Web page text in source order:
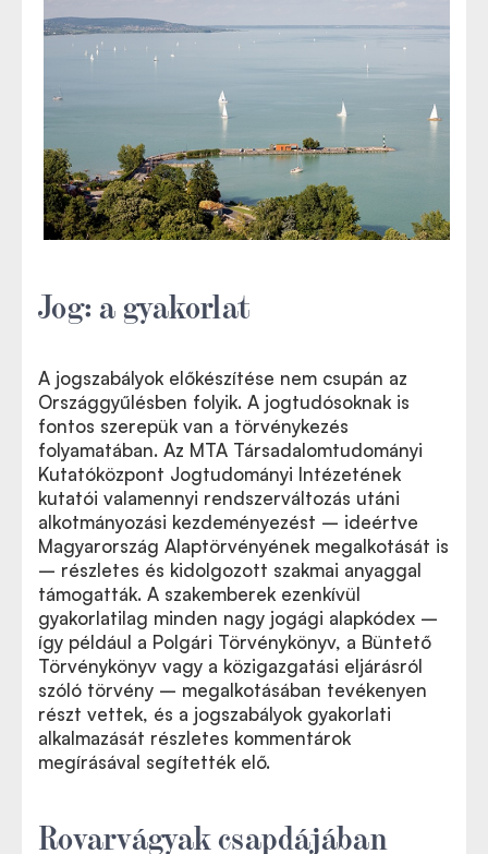
Jog: a gyakorlat
A jogszabályok előkészítése nem csupán az
Országgyűlésben folyik. A jogtudósoknak is
fontos szerepük van a törvénykezés
folyamatában. Az MTA Társadalomtudományi
Kutatóközpont Jogtudományi Intézetének
kutatói valamennyi rendszerváltozás utáni
alkotmányozási kezdeményezést – ideértve
Magyarország Alaptörvényének megalkotását is
– részletes és kidolgozott szakmai anyaggal
támogatták. A szakemberek ezenkívül
gyakorlatilag minden nagy jogági alapkódex –
így például a Polgári Törvénykönyv, a Büntető
Törvénykönyv vagy a közigazgatási eljárásról
szóló törvény – megalkotásában tevékenyen
részt vettek, és a jogszabályok gyakorlati
alkalmazását részletes kommentárok
megírásával segítették elő.
Rovarvágyak csapdájában